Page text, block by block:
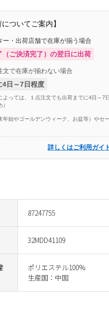
87247755
32MDD41109
ポリエステル100%
生産国：中国
についてご案内】
ー・出荷店舗で在庫が揃う場合
（ご決済完了）の翌日に出荷
文で在庫が揃わない場合
4日～7日程度
っては、１点注文でも出荷までに4日～7
始やゴールデンウィーク、お盆等）やセ
詳しくはご利用ガイ